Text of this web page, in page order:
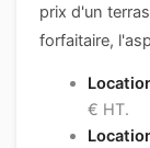
prix d'un
forfaitaire,
€ HT.